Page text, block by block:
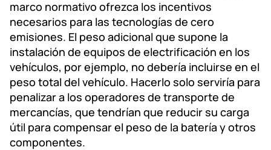
marco normativo ofrezca los incentivos
necesarios para las tecnologías de cero
emisiones. El peso adicional que supone la
instalación de equipos de electrificación en los
vehículos, por ejemplo, no debería incluirse en el
peso total del vehículo. Hacerlo solo serviría para
penalizar a los operadores de transporte de
mercancías, que tendrían que reducir su carga
útil para compensar el peso de la batería y otros
componentes.